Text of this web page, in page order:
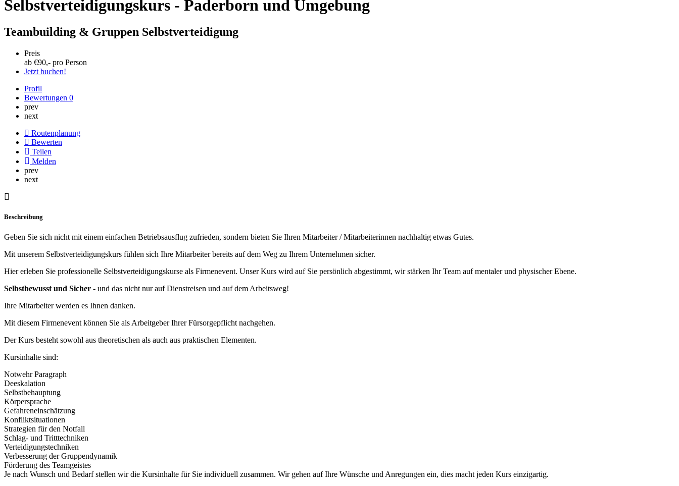
Selbstverteidigungskurs - Paderborn und Umgebung
Teambuilding & Gruppen Selbstverteidigung
Preis
ab €90,- pro Person
Jetzt buchen!
Profil
Bewertungen 0
prev
next
Routenplanung
Bewerten
Teilen
Melden
prev
next
Beschreibung
Geben Sie sich nicht mit einem einfachen Betriebsausflug zufrieden, sondern bieten Sie Ihren Mitarbeiter / Mitarbeiterinnen nachhaltig etwas Gutes.
Mit unserem Selbstverteidigungskurs fühlen sich Ihre Mitarbeiter bereits auf dem Weg zu Ihrem Unternehmen sicher.
Hier erleben Sie professionelle Selbstverteidigungskurse als Firmenevent. Unser Kurs wird auf Sie persönlich abgestimmt, wir stärken Ihr Team auf mentaler und physischer Ebene.
Selbstbewusst und Sicher - und das nicht nur auf Dienstreisen und auf dem Arbeitsweg!
Ihre Mitarbeiter werden es Ihnen danken.
Mit diesem Firmenevent können Sie als Arbeitgeber Ihrer Fürsorgepflicht nachgehen.
Der Kurs besteht sowohl aus theoretischen als auch aus praktischen Elementen.
Kursinhalte sind:
Notwehr Paragraph
Deeskalation
Selbstbehauptung
Körpersprache
Gefahreneinschätzung
Konfliktsituationen
Strategien für den Notfall
Schlag- und Tritttechniken
Verteidigungstechniken
Verbesserung der Gruppendynamik
Förderung des Teamgeistes
Je nach Wunsch und Bedarf stellen wir die Kursinhalte für Sie individuell zusammen. Wir gehen auf Ihre Wünsche und Anregungen ein, dies macht jeden Kurs einzigartig.